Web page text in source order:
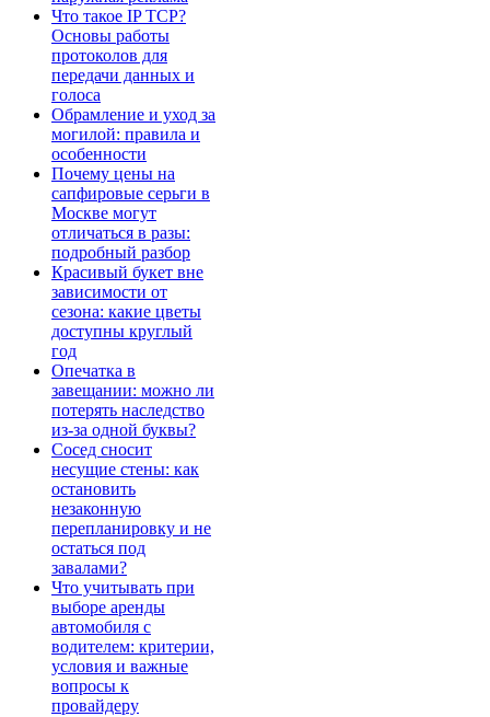
Что такое IP TCP?
Основы работы
протоколов для
передачи данных и
голоса
Обрамление и уход за
могилой: правила и
особенности
Почему цены на
сапфировые серьги в
Москве могут
отличаться в разы:
подробный разбор
Красивый букет вне
зависимости от
сезона: какие цветы
доступны круглый
год
Опечатка в
завещании: можно ли
потерять наследство
из-за одной буквы?
Сосед сносит
несущие стены: как
остановить
незаконную
перепланировку и не
остаться под
завалами?
Что учитывать при
выборе аренды
автомобиля с
водителем: критерии,
условия и важные
вопросы к
провайдеру